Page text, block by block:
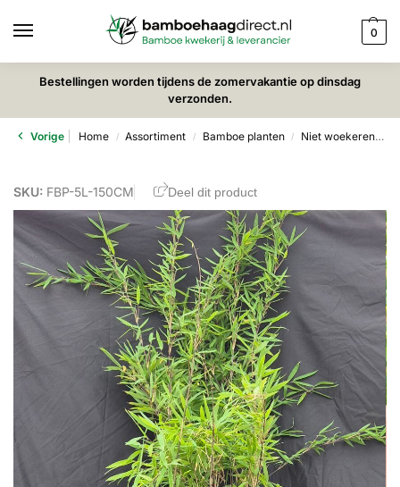
0
Bestellingen worden tijdens de zomervakantie op dinsdag
verzonden.
Vorige Home / Assortiment / Bamboe planten / Niet woekerende bamboe
SKU: FBP-5L-150CM Deel dit product